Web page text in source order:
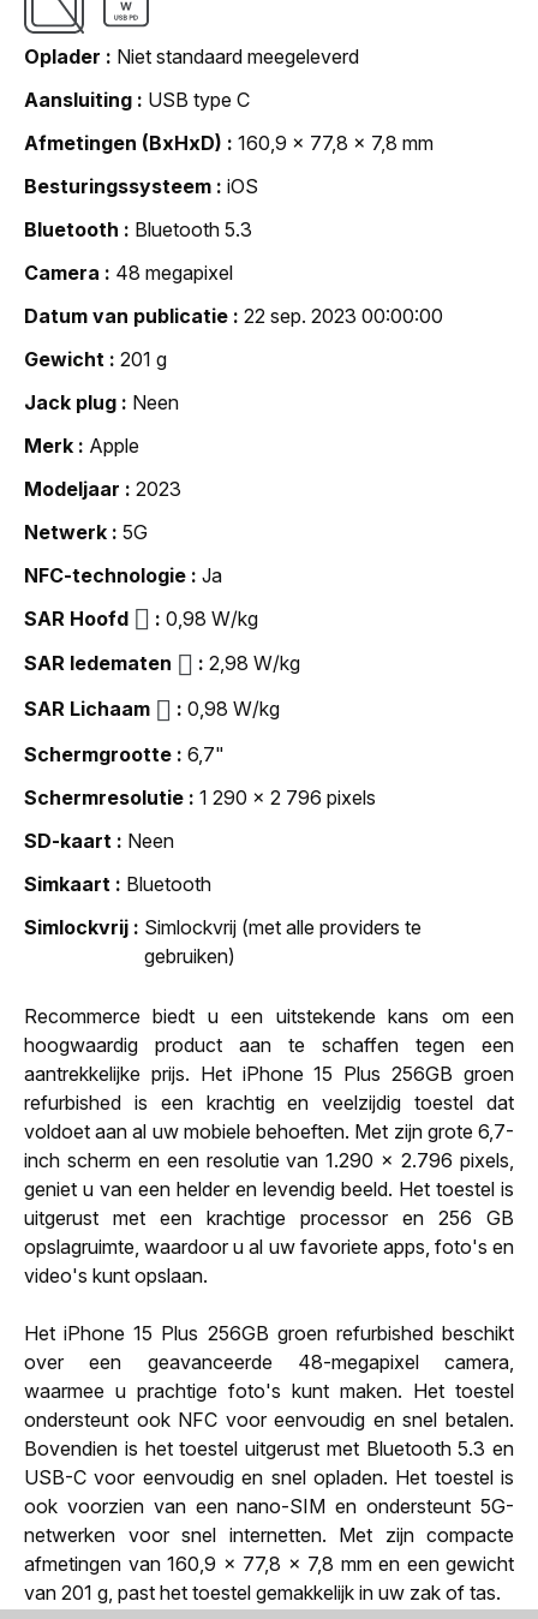
Oplader
Niet standaard meegeleverd
Aansluiting
USB type C
Afmetingen (BxHxD)
160,9 x 77,8 x 7,8 mm
Besturingssysteem
iOS
Bluetooth
Bluetooth 5.3
Camera
48 megapixel
Datum van publicatie
22 sep. 2023 00:00:00
Gewicht
201 g
Jack plug
Neen
Merk
Apple
Modeljaar
2023
Netwerk
5G
NFC-technologie
Ja
SAR Hoofd
0,98 W/kg
SAR ledematen
2,98 W/kg
SAR Lichaam
0,98 W/kg
Schermgrootte
6,7"
Schermresolutie
1 290 x 2 796 pixels
SD-kaart
Neen
Simkaart
Bluetooth
Simlockvrij
Simlockvrij (met alle providers te
gebruiken)
Recommerce biedt u een uitstekende kans om een
hoogwaardig product aan te schaffen tegen een
aantrekkelijke prijs. Het iPhone 15 Plus 256GB groen
refurbished is een krachtig en veelzijdig toestel dat
voldoet aan al uw mobiele behoeften. Met zijn grote 6,7-
inch scherm en een resolutie van 1.290 x 2.796 pixels,
geniet u van een helder en levendig beeld. Het toestel is
uitgerust met een krachtige processor en 256 GB
opslagruimte, waardoor u al uw favoriete apps, foto's en
video's kunt opslaan.
Het iPhone 15 Plus 256GB groen refurbished beschikt
over een geavanceerde 48-megapixel camera,
waarmee u prachtige foto's kunt maken. Het toestel
ondersteunt ook NFC voor eenvoudig en snel betalen.
Bovendien is het toestel uitgerust met Bluetooth 5.3 en
USB-C voor eenvoudig en snel opladen. Het toestel is
ook voorzien van een nano-SIM en ondersteunt 5G-
netwerken voor snel internetten. Met zijn compacte
afmetingen van 160,9 x 77,8 x 7,8 mm en een gewicht
van 201 g, past het toestel gemakkelijk in uw zak of tas.